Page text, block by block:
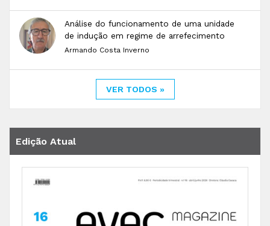
Análise do funcionamento de uma unidade
de indução em regime de arrefecimento
Armando Costa Inverno
VER TODOS »
Edição Atual